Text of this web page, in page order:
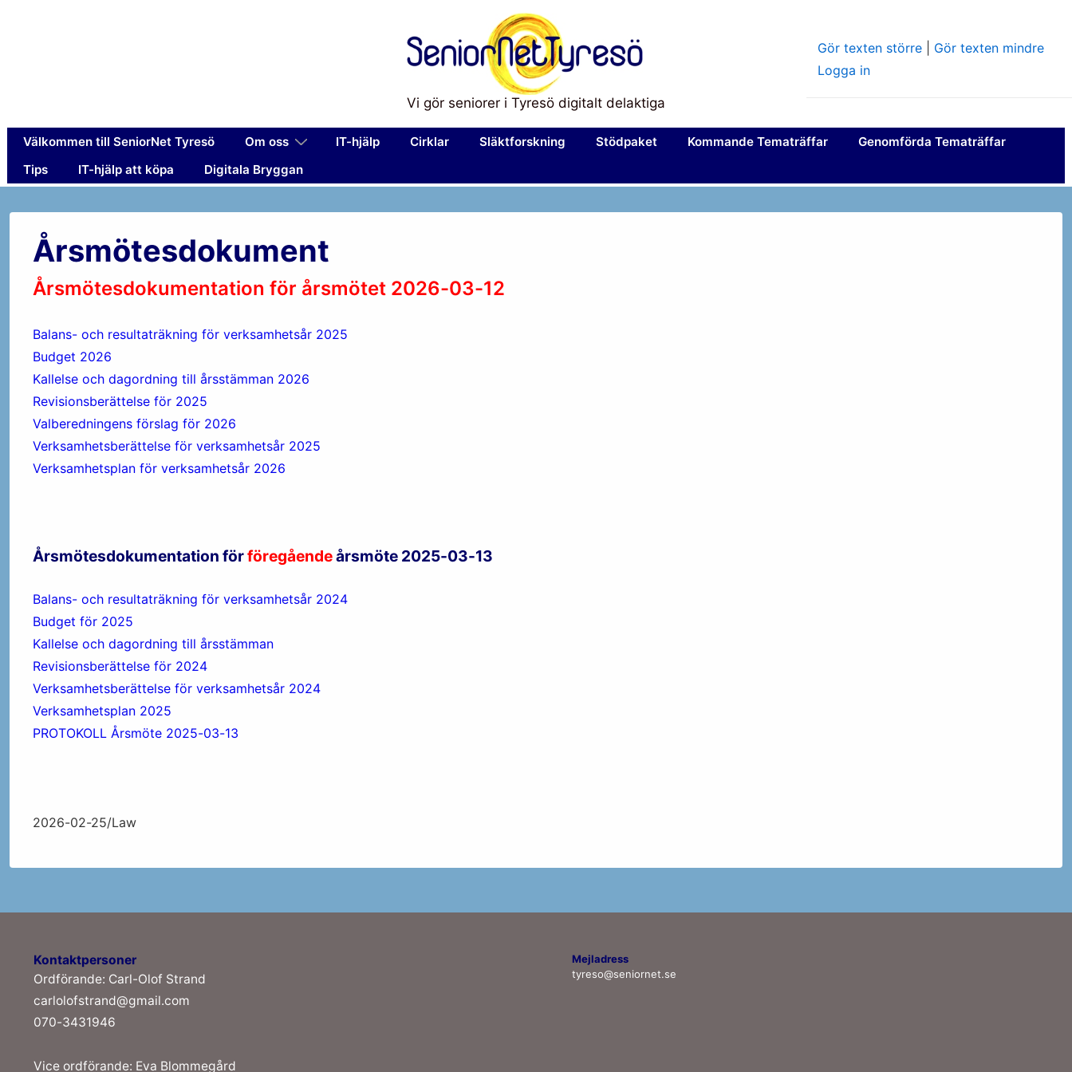
Vi gör seniorer i Tyresö digitalt delaktiga
Gör texten större
Gör texten mindre
Logga in
Huvudnavigering
Välkommen till SeniorNet Tyresö Om oss IT-hjälp Cirklar Släktforskning Stödpaket Kommande Tematräffar
Genomförda Tematräffar
Tips
IT-hjälp att köpa Digitala Bryggan
Årsmötesdokument
Årsmötesdokumentation för årsmötet 2026-03-12
Balans- och resultaträkning för verksamhetsår 2025
Budget 2026
Kallelse och dagordning till årsstämman 2026
Revisionsberättelse för 2025
Valberedningens förslag för 2026
Verksamhetsberättelse för verksamhetsår 2025
Verksamhetsplan för verksamhetsår 2026
Årsmötesdokumentation förföregåendeårsmöte 2025-03-13
Balans- och resultaträkning för verksamhetsår 2024
Budget för 2025
Kallelse och dagordning till årsstämman
Revisionsberättelse för 2024
Verksamhetsberättelse för verksamhetsår 2024
Verksamhetsplan 2025
PROTOKOLL Årsmöte 2025-03-13
2026-02-25/Law
Kontaktpersoner
Ordförande: Carl-Olof Strand
carlolofstrand@gmail.com
070-3431946
Vice ordförande: Eva Blommegård
Mejladress
tyreso@seniornet.se